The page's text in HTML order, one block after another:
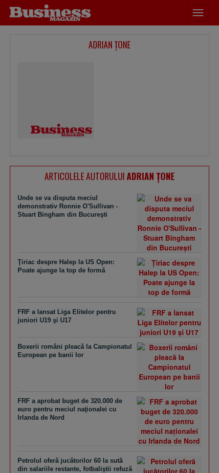
meniu
ADRIAN ŢONE
ARTICOLELE AUTORULUIADRIAN ŢONE
Unde se va disputa meciul
demonstrativ Ronnie O'Sullivan -
Stuart Bingham din Bucureşti
Ţiriac despre Halep la US Open:
Poate ajunge la top de formă
FRF a lansat Liga Elitelor pentru
juniori U19 şi U17
Boxerii români pleacă la Campionatul
European pe banii lor
FRF a aprobat buget de 320.000 de
euro pentru meciul naţionalei cu
Irlanda de Nord
Petrolul oferă jucătorilor 60 la sută
din salariile restante, fotbaliştii refuză